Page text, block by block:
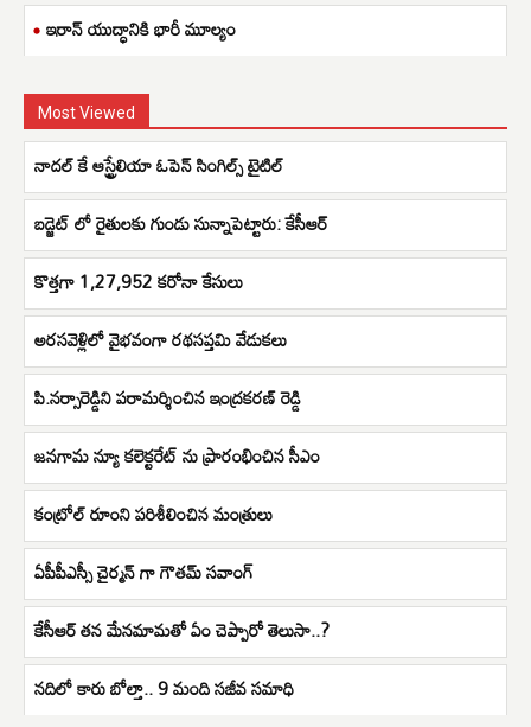
ఇరాన్ యుద్ధానికి భారీ మూల్యం
Most Viewed
నాదల్ కే ఆస్ట్రేలియా ఓపెన్ సింగిల్స్ టైటిల్
బడ్జెట్ లో రైతులకు గుండు సున్నాపెట్టారు: కేసీఆర్
కొత్తగా 1,27,952 కరోనా కేసులు
అరసవెళ్లిలో వైభవంగా రథసప్తమి వేడుకలు
పి.నర్సారెడ్డిని పరామర్శించిన ఇంద్రకరణ్ రెడ్డి
జనగామ న్యూ కలెక్టరేట్ ను ప్రారంభించిన సీఎం
కంట్రోల్ రూంని పరిశీలించిన మంత్రులు
ఏపీపీఎస్సీ చైర్మన్ గా గౌతమ్ సవాంగ్
కేసీఆర్ తన మేనమామతో ఏం చెప్పారో తెలుసా..?
నదిలో కారు బోల్తా.. 9 మంది సజీవ సమాధి